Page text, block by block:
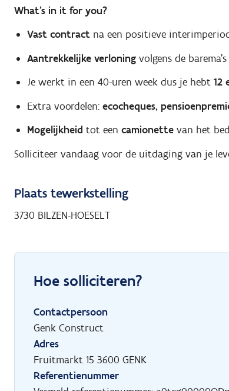
What's in it for you?
Vast contractna een positieve
Aantrekkelijke verloningvolgens de
Je werkt in een 40-uren week dus je hebt 12
Extra voordelen: ecocheques,
Mogelijkheid tot een camionettevan het
Solliciteer vandaag voor de uitdaging van je
Plaats tewerkstelling
3730 BILZEN-HOESELT
Hoe solliciteren?
Contactpersoon
Genk Construct
Adres
Fruitmarkt 15 3600 GENK
Referentienummer